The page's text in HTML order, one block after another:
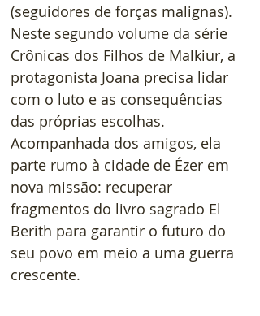
(seguidores de forças malignas).
Neste segundo volume da série
Crônicas dos Filhos de Malkiur, a
protagonista Joana precisa lidar
com o luto e as consequências
das próprias escolhas.
Acompanhada dos amigos, ela
parte rumo à cidade de Ézer em
nova missão: recuperar
fragmentos do livro sagrado El
Berith para garantir o futuro do
seu povo em meio a uma guerra
crescente.